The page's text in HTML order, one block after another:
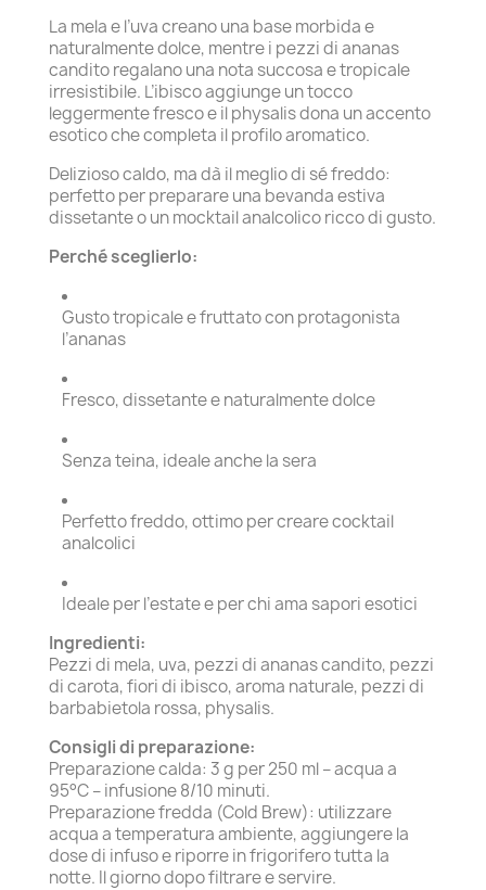
La mela e l’uva creano una base morbida e
naturalmente dolce, mentre i pezzi di ananas
candito regalano una nota succosa e tropicale
irresistibile. L’ibisco aggiunge un tocco
leggermente fresco e il physalis dona un accento
esotico che completa il profilo aromatico.
Delizioso caldo, ma dà il meglio di sé freddo:
perfetto per preparare una bevanda estiva
dissetante o un mocktail analcolico ricco di gusto.
Perché sceglierlo:
Gusto tropicale e fruttato con protagonista
l’ananas
Fresco, dissetante e naturalmente dolce
Senza teina, ideale anche la sera
Perfetto freddo, ottimo per creare cocktail
analcolici
Ideale per l’estate e per chi ama sapori esotici
Ingredienti:
Pezzi di mela, uva, pezzi di ananas candito, pezzi
di carota, fiori di ibisco, aroma naturale, pezzi di
barbabietola rossa, physalis.
Consigli di preparazione:
Preparazione calda: 3 g per 250 ml – acqua a
95°C – infusione 8/10 minuti.
Preparazione fredda (Cold Brew): utilizzare
acqua a temperatura ambiente, aggiungere la
dose di infuso e riporre in frigorifero tutta la
notte. Il giorno dopo filtrare e servire.